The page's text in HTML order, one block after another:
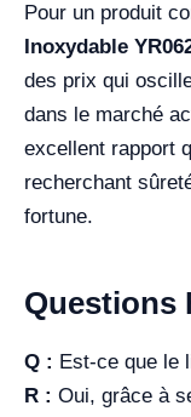
Pour un produit
Inoxydable
des prix qui
dans le marché
excellent rapport
recherchant
fortune.
Questions
Q : Est-ce que le
R : Oui, grâce à